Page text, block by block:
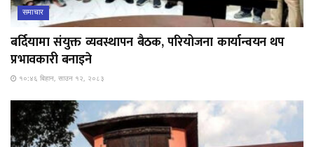
समाचार
बर्दियामा संयुक्त व्यवस्थापन बैठक, परियोजना कार्यान्वयन थप
प्रभावकारी बनाइने
१०:४६ बिहान, साउन १२, २०८३